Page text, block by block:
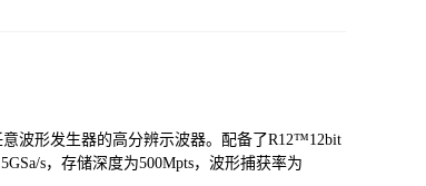
波形发生器的高分辨示波器。配备了R12™12bit
s，存储深度为500Mpts，波形捕获率为